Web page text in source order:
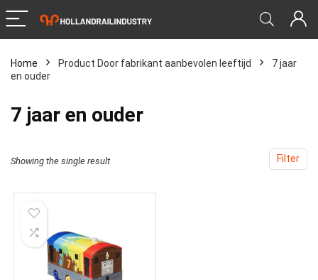
Home Product Door fabrikant aanbevolen leeftijd
‎7 jaar
en ouder
‎7 jaar en ouder
Filter
Showing the single result